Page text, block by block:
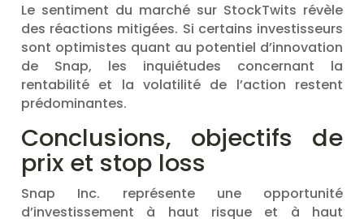
Le sentiment du marché sur StockTwits révèle
des réactions mitigées. Si certains investisseurs
sont optimistes quant au potentiel d’innovation
de Snap, les inquiétudes concernant la
rentabilité et la volatilité de l’action restent
prédominantes.
Conclusions, objectifs de
prix et stop loss
Snap Inc. représente une opportunité
d’investissement à haut risque et à haut